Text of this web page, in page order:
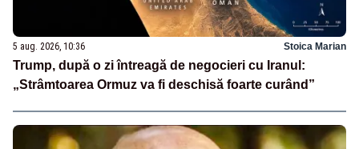
5 aug. 2026, 10:36 Stoica Marian
Trump, după o zi întreagă de negocieri cu Iranul:
„Strâmtoarea Ormuz va fi deschisă foarte curând”